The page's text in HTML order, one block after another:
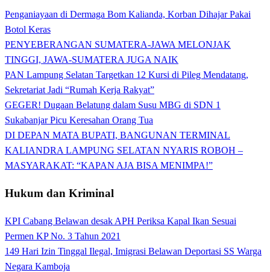
Penganiayaan di Dermaga Bom Kalianda, Korban Dihajar Pakai
Botol Keras
PENYEBERANGAN SUMATERA-JAWA MELONJAK
TINGGI, JAWA-SUMATERA JUGA NAIK
PAN Lampung Selatan Targetkan 12 Kursi di Pileg Mendatang,
Sekretariat Jadi “Rumah Kerja Rakyat”
GEGER! Dugaan Belatung dalam Susu MBG di SDN 1
Sukabanjar Picu Keresahan Orang Tua
DI DEPAN MATA BUPATI, BANGUNAN TERMINAL
KALIANDRA LAMPUNG SELATAN NYARIS ROBOH –
MASYARAKAT: “KAPAN AJA BISA MENIMPA!”
Hukum dan Kriminal
KPI Cabang Belawan desak APH Periksa Kapal Ikan Sesuai
Permen KP No. 3 Tahun 2021
149 Hari Izin Tinggal Ilegal, Imigrasi Belawan Deportasi SS Warga
Negara Kamboja